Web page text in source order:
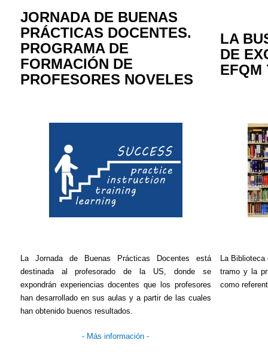
JORNADA DE BUENAS
PRÁCTICAS DOCENTES.
PROGRAMA DE
FORMACIÓN DE
PROFESORES NOVELES
LA
DE
EFQM
La Jornada de Buenas Prácticas Docentes está
destinada al profesorado de la US, donde se
expondrán experiencias docentes que los profesores
han desarrollado en sus aulas y a partir de las cuales
han obtenido buenos resultados.
La
tramo y la
como
- Más información -